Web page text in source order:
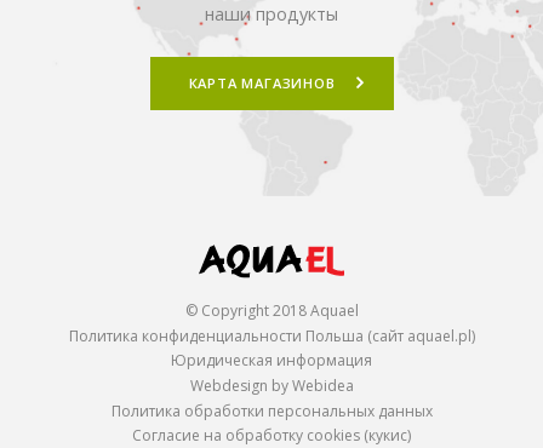
наши продукты
КАРТА МАГАЗИНОВ
© Copyright 2018 Aquael
Политика конфиденциальности Польша (сайт aquael.pl)
Юридическая информация
Webdesign by Webidea
Политика обработки персональных данных
Согласие на обработку cookies (кукис)